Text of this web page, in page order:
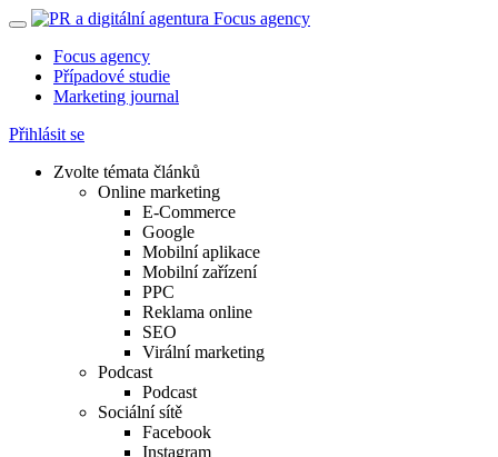
Focus agency
Případové studie
Marketing journal
Přihlásit se
Zvolte témata článků
Online marketing
E-Commerce
Google
Mobilní aplikace
Mobilní zařízení
PPC
Reklama online
SEO
Virální marketing
Podcast
Podcast
Sociální sítě
Facebook
Instagram